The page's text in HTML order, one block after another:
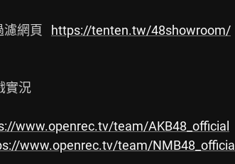
濾網頁 https://tenten.tw/48showroom/
實況
www.openrec.tv/team/AKB48_official
www.openrec.tv/team/NMB48_official